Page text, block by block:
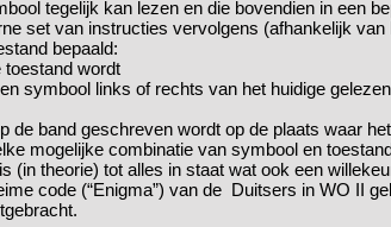
tegelijk kan lezen en die bovendien in een
set van instructies vervolgens (afhankelijk van
bepaald:
wordt
symbool links of rechts van het huidige gelezen
band geschreven wordt op de plaats waar
mogelijke combinatie van symbool en
(in theorie) tot alles in staat wat ook een
code (“Enigma”) van de Duitsers in WO II